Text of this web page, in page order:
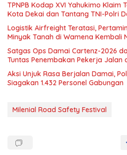
TPNPB Kodap XVI Yahukimo Klaim
Kota Dekai dan Tantang TNI-Polri
Logistik Airfreight Teratasi,
Minyak Tanah di Wamena Kembali
Satgas Ops Damai Cartenz-2026
Tuntas Penembakan Pekerja Jalan
Aksi Unjuk Rasa Berjalan Damai,
Siagakan 1.432 Personel Gabungan
Milenial Road Safety Festival